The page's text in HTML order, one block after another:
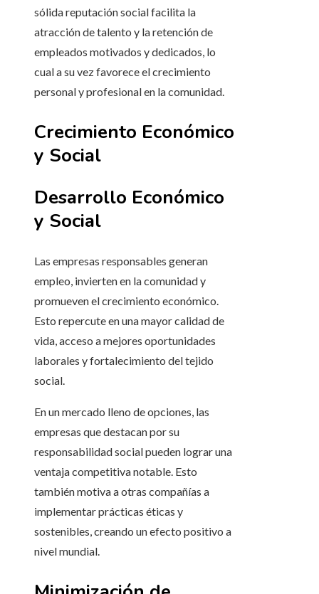
sólida reputación social facilita la
atracción de talento y la retención de
empleados motivados y dedicados, lo
cual a su vez favorece el crecimiento
personal y profesional en la comunidad.
Crecimiento Económico
y Social
Desarrollo Económico
y Social
Las empresas responsables generan
empleo, invierten en la comunidad y
promueven el crecimiento económico.
Esto repercute en una mayor calidad de
vida, acceso a mejores oportunidades
laborales y fortalecimiento del tejido
social.
En un mercado lleno de opciones, las
empresas que destacan por su
responsabilidad social pueden lograr una
ventaja competitiva notable. Esto
también motiva a otras compañías a
implementar prácticas éticas y
sostenibles, creando un efecto positivo a
nivel mundial.